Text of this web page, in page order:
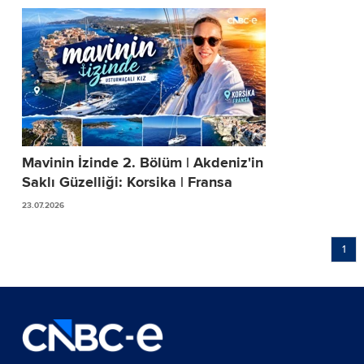
Mavinin İzinde 2. Bölüm | Akdeniz'in
Saklı Güzelliği: Korsika | Fransa
23.07.2026
1